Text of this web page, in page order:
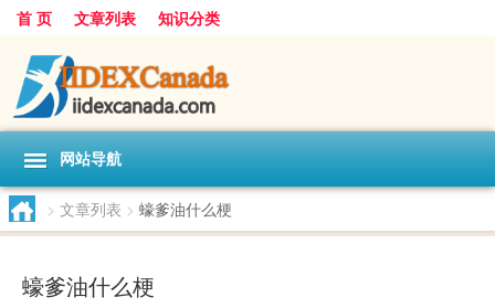
首 页 文章列表 知识分类
网站导航
> 文章列表 > 蠔爹油什么梗
蠔爹油什么梗